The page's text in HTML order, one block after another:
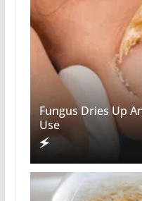
Fungus Dries Up
Use